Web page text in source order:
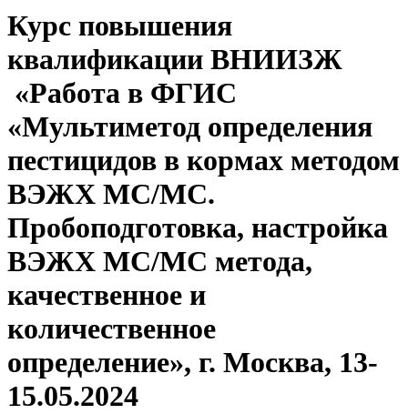
Курс повышения
квалификации ВНИИЗЖ
«Работа в ФГИС
«Мультиметод определения
пестицидов в кормах методом
ВЭЖХ МС/МС.
Пробоподготовка, настройка
ВЭЖХ МС/МС метода,
качественное и
количественное
определение», г. Москва, 13-
15.05.2024